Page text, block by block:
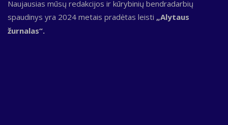
Naujausias mūsų redakcijos ir kūrybinių bendradarbių
spaudinys yra 2024 metais pradėtas leisti „Alytaus
žurnalas“.